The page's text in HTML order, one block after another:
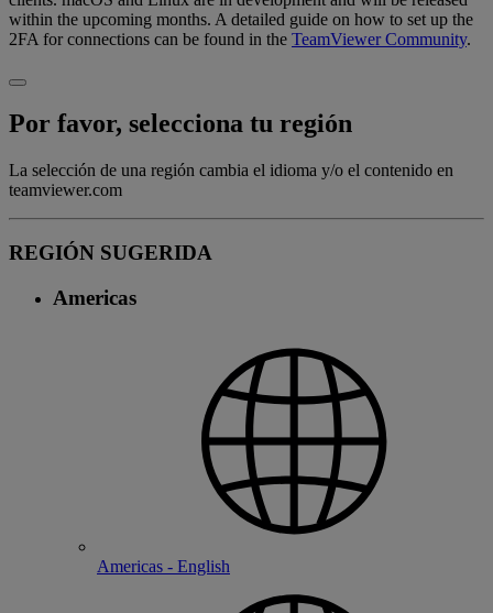
within the upcoming months. A detailed guide on how to set up the
2FA for connections can be found in the TeamViewer Community.
Por favor, selecciona tu región
La selección de una región cambia el idioma y/o el contenido en
teamviewer.com
REGIÓN SUGERIDA
Americas
Americas - English